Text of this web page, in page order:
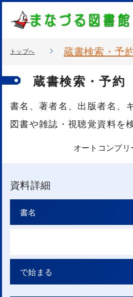
トップへ 蔵書検索・予
蔵書検索・予約
書名、著者名、出版者名、
図書や雑誌・視聴覚資料を
オートコンプリ
資料詳細